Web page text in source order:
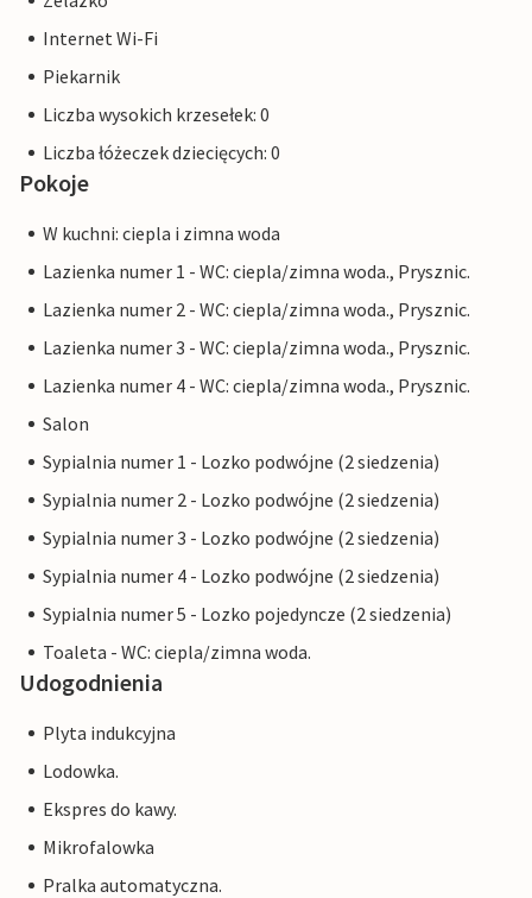
Internet Wi-Fi
Piekarnik
Liczba wysokich krzesełek: 0
Liczba łóżeczek dziecięcych: 0
Pokoje
W kuchni: ciepla i zimna woda
Lazienka numer 1 - WC: ciepla/zimna woda., Prysznic.
Lazienka numer 2 - WC: ciepla/zimna woda., Prysznic.
Lazienka numer 3 - WC: ciepla/zimna woda., Prysznic.
Lazienka numer 4 - WC: ciepla/zimna woda., Prysznic.
Salon
Sypialnia numer 1 - Lozko podwójne (2 siedzenia)
Sypialnia numer 2 - Lozko podwójne (2 siedzenia)
Sypialnia numer 3 - Lozko podwójne (2 siedzenia)
Sypialnia numer 4 - Lozko podwójne (2 siedzenia)
Sypialnia numer 5 - Lozko pojedyncze (2 siedzenia)
Toaleta - WC: ciepla/zimna woda.
Udogodnienia
Plyta indukcyjna
Lodowka.
Ekspres do kawy.
Mikrofalowka
Pralka automatyczna.